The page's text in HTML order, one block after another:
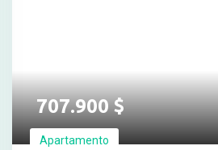
707.900$
Apartamento